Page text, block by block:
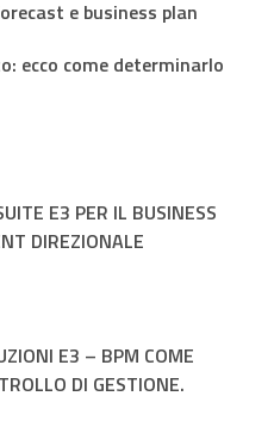
e business plan
ecco come determinarlo
E3 PER IL BUSINESS
DIREZIONALE
E3 – BPM COME
DI GESTIONE.